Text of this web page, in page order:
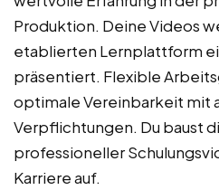
Produktion. Deine Videos
etablierten Lernplattform
präsentiert. Flexible
optimale Vereinbarkeit mit
Verpflichtungen. Du baust
professioneller
Karriere auf.